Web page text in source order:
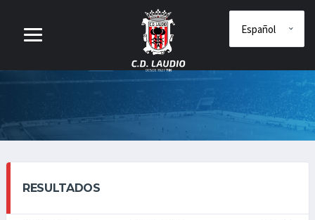
RESULTADOS